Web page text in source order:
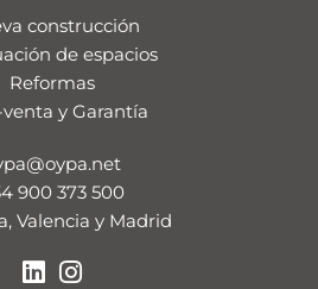
construcción
de espacios
Reformas
y Garantía
900 373 500
Valencia y Madrid